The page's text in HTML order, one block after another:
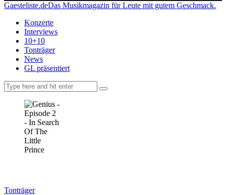
Gaesteliste.deDas Musikmagazin für Leute mit gutem Geschmack.
Konzerte
Interviews
10+10
Tonträger
News
GL präsentiert
Tonträger